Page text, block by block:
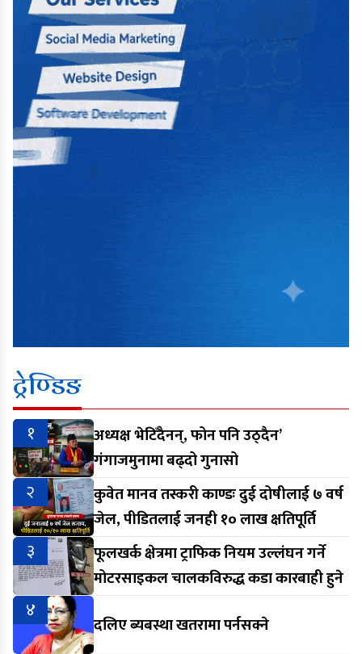
ट्रेण्डिङ
१
अध्यक्ष भेटिँदैनन्, फोन पनि उठ्दैन’
गंगाजमुनामा बढ्दो गुनासो
२
कुवेत मानव तस्करी काण्डः दुई दोषीलाई ७ वर्ष
जेल, पीडितलाई जनही १० लाख क्षतिपूर्ति
३
फूलखर्क क्षेत्रमा ट्राफिक नियम उल्लंघन गर्ने
मोटरसाइकल चालकविरुद्ध कडा कारबाही हुने
४
दलिए ब्यबस्था खतरामा पर्नसक्ने